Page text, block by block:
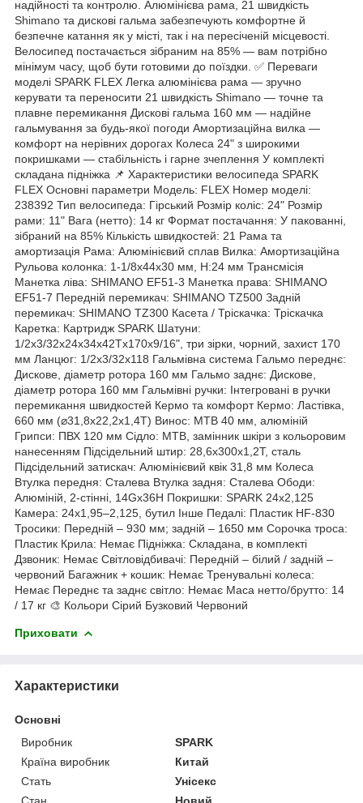
надійності та контролю. Алюмінієва рама, 21 швидкість
Shimano та дискові гальма забезпечують комфортне й
безпечне катання як у місті, так і на пересіченій місцевості.
Велосипед постачається зібраним на 85% — вам потрібно
мінімум часу, щоб бути готовими до поїздки. ✅ Переваги
моделі SPARK FLEX Легка алюмінієва рама — зручно
керувати та переносити 21 швидкість Shimano — точне та
плавне перемикання Дискові гальма 160 мм — надійне
гальмування за будь-якої погоди Амортизаційна вилка —
комфорт на нерівних дорогах Колеса 24" з широкими
покришками — стабільність і гарне зчеплення У комплекті
складана підніжка 📌 Характеристики велосипеда SPARK
FLEX Основні параметри Модель: FLEX Номер моделі:
238392 Тип велосипеда: Гірський Розмір коліс: 24" Розмір
рами: 11" Вага (нетто): 14 кг Формат постачання: У пакованні,
зібраний на 85% Кількість швидкостей: 21 Рама та
амортизація Рама: Алюмінієвий сплав Вилка: Амортизаційна
Рульова колонка: 1-1/8х44х30 мм, H:24 мм Трансмісія
Манетка ліва: SHIMANO EF51-3 Манетка права: SHIMANO
EF51-7 Передній перемикач: SHIMANO TZ500 Задній
перемикач: SHIMANO TZ300 Касета / Тріскачка: Тріскачка
Каретка: Картридж SPARK Шатуни:
1/2х3/32х24х34х42Tх170х9/16", три зірки, чорний, захист 170
мм Ланцюг: 1/2х3/32х118 Гальмівна система Гальмо переднє:
Дискове, діаметр ротора 160 мм Гальмо заднє: Дискове,
діаметр ротора 160 мм Гальмівні ручки: Інтегровані в ручки
перемикання швидкостей Кермо та комфорт Кермо: Ластівка,
660 мм (⌀31,8х22,2х1,4T) Винос: МТВ 40 мм, алюміній
Грипси: ПВХ 120 мм Сідло: MTB, замінник шкіри з кольоровим
нанесенням Підсідельний штир: 28,6х300х1,2T, сталь
Підсідельний затискач: Алюмінієвий квік 31,8 мм Колеса
Втулка передня: Сталева Втулка задня: Сталева Ободи:
Алюміній, 2-стінні, 14Gх36H Покришки: SPARK 24х2,125
Камера: 24х1,95–2,125, бутил Інше Педалі: Пластик HF-830
Тросики: Передній – 930 мм; задній – 1650 мм Сорочка троса:
Пластик Крила: Немає Підніжка: Складана, в комплекті
Дзвоник: Немає Світловідбивачі: Передній – білий / задній –
червоний Багажник + кошик: Немає Тренувальні колеса:
Немає Переднє та заднє світло: Немає Маса нетто/брутто: 14
/ 17 кг 🎨 Кольори Сірий Бузковий Червоний
Приховати
Характеристики
Основні
Виробник
SPARK
Країна виробник
Китай
Стать
Унісекс
Стан
Новий